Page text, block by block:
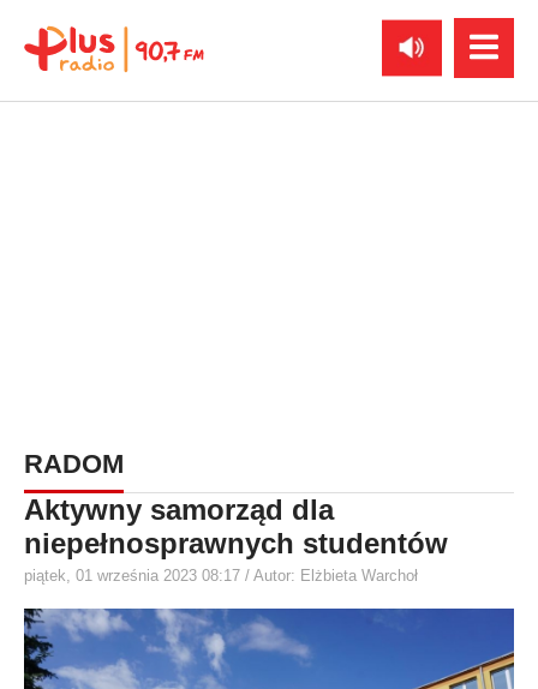
RADOM
Aktywny samorząd dla
niepełnosprawnych studentów
piątek, 01 września 2023 08:17 / Autor: Elżbieta Warchoł